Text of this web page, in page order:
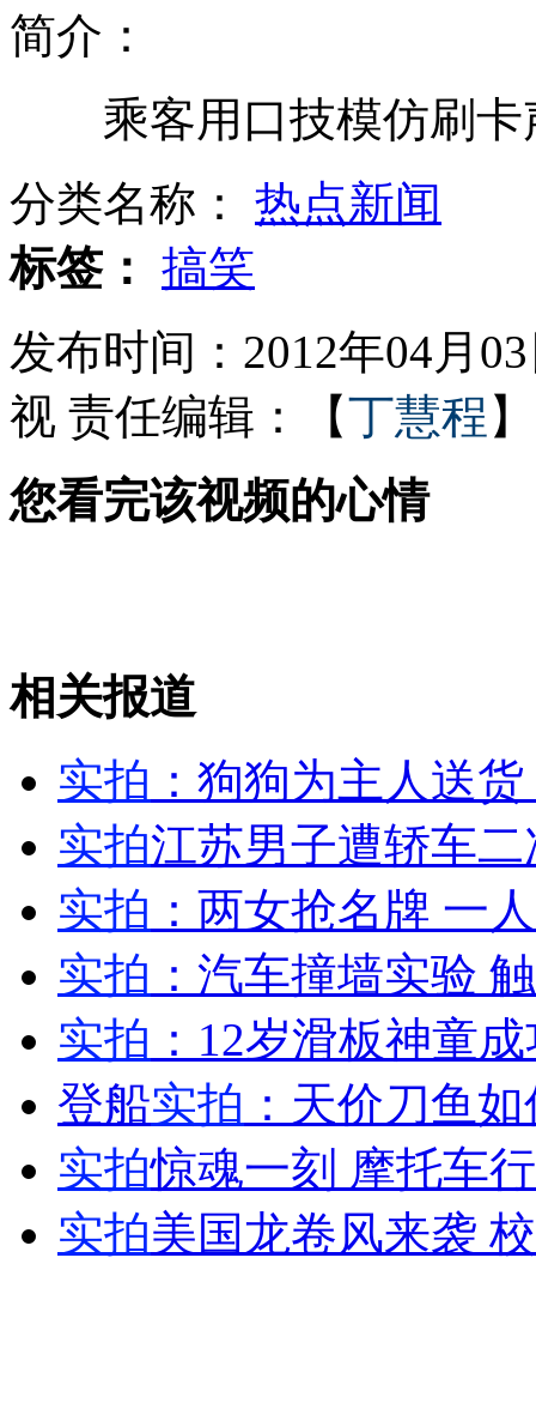
央视春晚进入吉尼斯世界纪录
女子冒充大学生用"处女身"卖淫
乘客用口技模仿刷卡声逃票被抓正着
山西运城恶犬咬伤多人 警民合力深夜将其击毙
女孩北京地铁殴打老人 痛下狠手拳打脚踢
无痛分娩是否安全 医生回应
外交部：反对强权政治霸凌主义
外交部：有关国家言论片面不公正
安徽一实载49人客车翻车
简介：
乘客用口技模仿刷卡
分类名称： 热点新闻
标签： 搞笑
发布时间：2012年04月
视 责任编辑：【丁慧程 】
您看完该视频的心情
相关报道
实拍 ：狗狗为主人送
实拍江苏男子遭轿车
实拍 ：两女抢名牌 一
实拍 ：汽车撞墙实验
实拍 ：12岁滑板神童
登船实拍 ：天价刀鱼
实拍惊魂一刻 摩托车
实拍美国龙卷风来袭